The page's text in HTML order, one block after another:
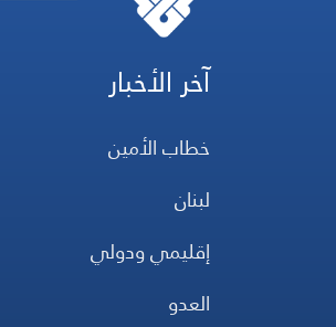
آخر الأخبار
خطاب الأمين
لبنان
إقليمي ودولي
العدو